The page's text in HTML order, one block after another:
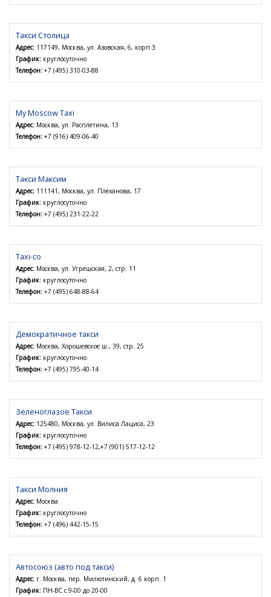
Такси Столица
Адрес: 117149, Москва, ул. Азовская, 6, корп.3
График: круглосуточно
Телефон: +7 (495) 310-03-88
My Moscow Taxi
Адрес: Москва, ул. Расплетина, 13
Телефон: +7 (916) 409-06-40
Такси Максим
Адрес: 111141, Москва, ул. Плеханова, 17
График: круглосуточно
Телефон: +7 (495) 231-22-22
Taxi-co
Адрес: Москва, ул. Угрешская, 2, стр. 11
График: круглосуточно
Телефон: +7 (495) 648-88-64
Демократичное такси
Адрес: Москва, Хорошевское ш., 39, стр. 25
График: круглосуточно
Телефон: +7 (495) 795-40-14
Зеленоглазое Такси
Адрес: 125480, Москва, ул. Вилиса Лациса, 23
График: круглосуточно
Телефон: +7 (495) 978-12-12,+7 (901) 517-12-12
Такси Молния
Адрес: Москва
График: круглосуточно
Телефон: +7 (496) 442-15-15
Автосоюз (авто под такси)
Адрес: г. Москва, пер. Милютинский, д. 6 корп. 1
График: ПН-ВС с 9-00 до 20-00